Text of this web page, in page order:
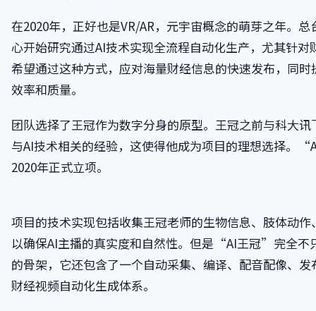
在2020年，正好也是VR/AR，元宇宙概念的萌芽之年。
心开始研究通过AI技术实现全流程自动化生产，尤其针对
希望通过这种方式，应对海量财经信息的快速发布，同时
效率和质量。
团队选择了王冠作为数字分身的原型。王冠之前与科大
与AI技术相关的经验，这使得他成为项目的理想选择。
2020年正式立项。
项目的技术实现包括收集王冠老师的生物信息、肢体动作
以确保AI主播的真实度和自然性。但是“AI王冠”完全不
的骨架，它还包含了一个自动采集、编译、配音配像、
财经视频自动化生成体系。